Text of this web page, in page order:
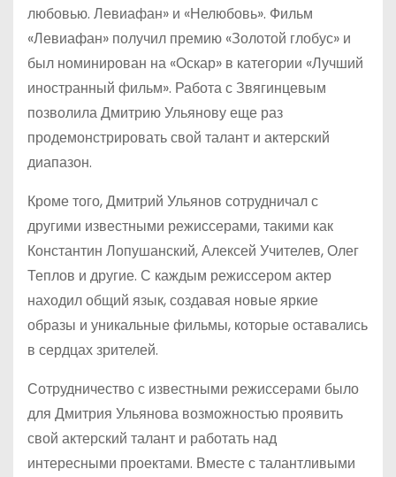
любовью. Левиафан» и «Нелюбовь». Фильм
«Левиафан» получил премию «Золотой глобус» и
был номинирован на «Оскар» в категории «Лучший
иностранный фильм». Работа с Звягинцевым
позволила Дмитрию Ульянову еще раз
продемонстрировать свой талант и актерский
диапазон.
Кроме того, Дмитрий Ульянов сотрудничал с
другими известными режиссерами, такими как
Константин Лопушанский, Алексей Учителев, Олег
Теплов и другие. С каждым режиссером актер
находил общий язык, создавая новые яркие
образы и уникальные фильмы, которые оставались
в сердцах зрителей.
Сотрудничество с известными режиссерами было
для Дмитрия Ульянова возможностью проявить
свой актерский талант и работать над
интересными проектами. Вместе с талантливыми